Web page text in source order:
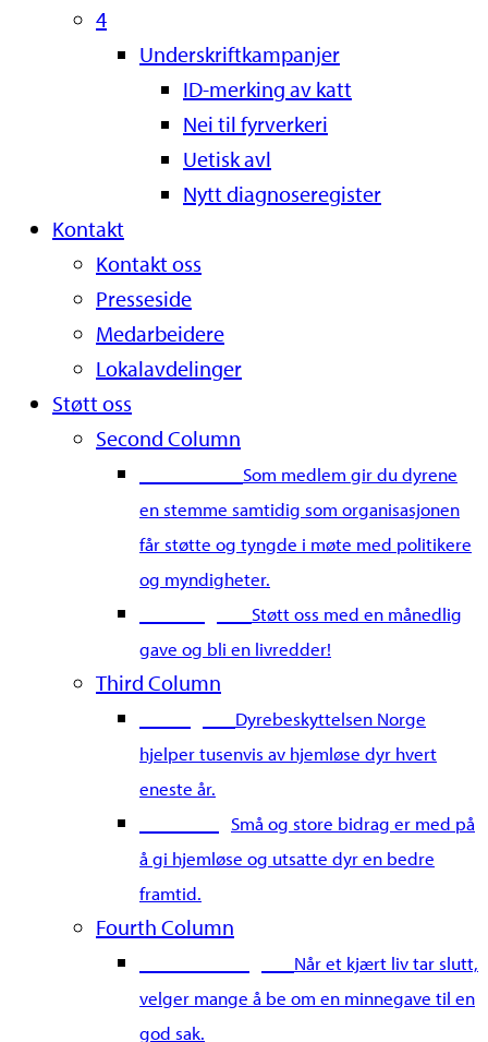
4
Underskriftkampanjer
ID-merking av katt
Nei til fyrverkeri
Uetisk avl
Nytt diagnoseregister
Kontakt
Kontakt oss
Presseside
Medarbeidere
Lokalavdelinger
Støtt oss
Second Column
Som medlem gir du dyrene
en stemme samtidig som organisasjonen
får støtte og tyngde i møte med politikere
og myndigheter.
Støtt oss med en månedlig
gave og bli en livredder!
Third Column
Dyrebeskyttelsen Norge
hjelper tusenvis av hjemløse dyr hvert
eneste år.
Små og store bidrag er med på
å gi hjemløse og utsatte dyr en bedre
framtid.
Fourth Column
Når et kjært liv tar slutt,
velger mange å be om en minnegave til en
god sak.